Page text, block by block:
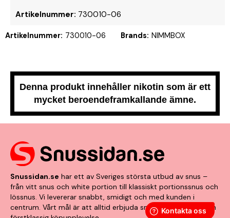
Artikelnummer: 730010-06
Artikelnummer: 730010-06 Brands: NIMMBOX
Denna produkt innehåller nikotin som är ett
mycket beroendeframkallande ämne.
Snussidan.se har ett av Sveriges största utbud av snus –
från vitt snus och white portion till klassiskt portionssnus och
lössnus. Vi levererar snabbt, smidigt och med kunden i
centrum. Vårt mål är att alltid erbjuda snabb leverans och en